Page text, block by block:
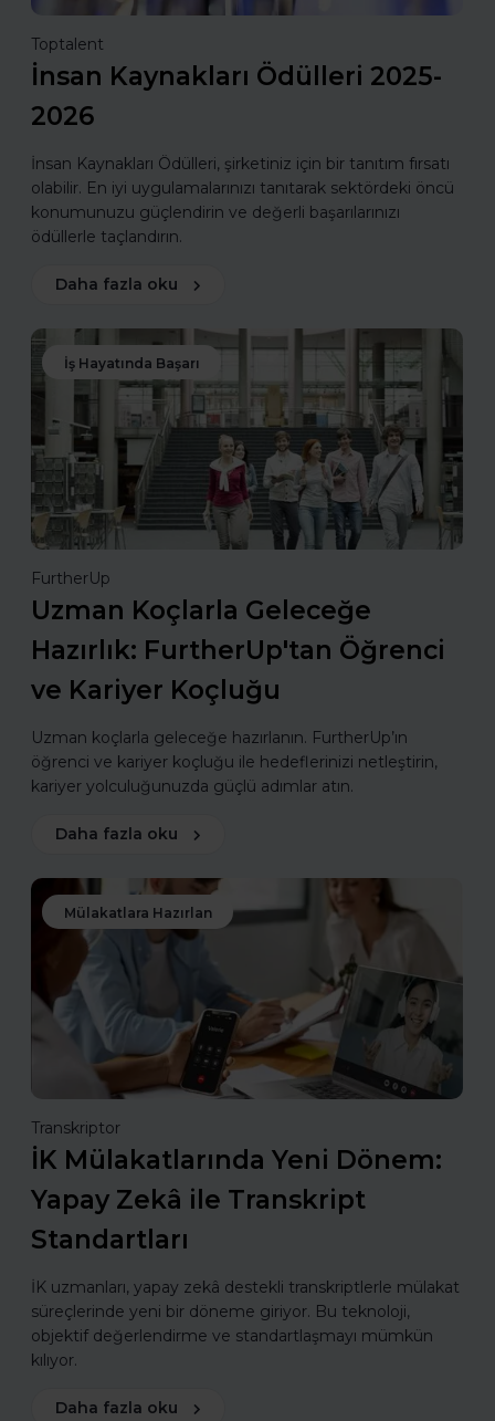
Toptalent
İnsan Kaynakları Ödülleri 2025-
2026
İnsan Kaynakları Ödülleri, şirketiniz için bir tanıtım fırsatı
olabilir. En iyi uygulamalarınızı tanıtarak sektördeki öncü
konumunuzu güçlendirin ve değerli başarılarınızı
ödüllerle taçlandırın.
Daha fazla oku
İş Hayatında Başarı
FurtherUp
Uzman Koçlarla Geleceğe
Hazırlık: FurtherUp'tan Öğrenci
ve Kariyer Koçluğu
Uzman koçlarla geleceğe hazırlanın. FurtherUp’ın
öğrenci ve kariyer koçluğu ile hedeflerinizi netleştirin,
kariyer yolculuğunuzda güçlü adımlar atın.
Daha fazla oku
Mülakatlara Hazırlan
Transkriptor
İK Mülakatlarında Yeni Dönem:
Yapay Zekâ ile Transkript
Standartları
İK uzmanları, yapay zekâ destekli transkriptlerle mülakat
süreçlerinde yeni bir döneme giriyor. Bu teknoloji,
objektif değerlendirme ve standartlaşmayı mümkün
kılıyor.
Daha fazla oku